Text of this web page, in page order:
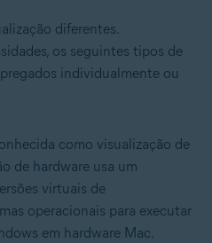
diferentes.
os seguintes tipos de
individualmente ou
como visualização de
de hardware usa um
virtuais de
operacionais para executar
em hardware Mac.